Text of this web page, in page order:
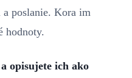
poslanie. Kora im
hodnoty.
opisujete ich ako